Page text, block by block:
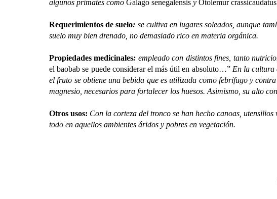
algunos primates como Galago senegalensis y Otolemur crassicaudatus
Requerimientos de suelo: se cultiva en lugares soleados, aunque
suelo muy bien drenado, no demasiado rico en materia orgánica.
Propiedades medicinales: empleado con distintos fines, tanto
el baobab se puede considerar el más útil en absoluto…”En la cultura
el fruto se obtiene una bebida que es utilizada como febrífugo y
magnesio, necesarios para fortalecer los huesos. Asimismo, su alto
Otros usos: Con la corteza del tronco se han hecho canoas,
todo en aquellos ambientes áridos y pobres en vegetación.